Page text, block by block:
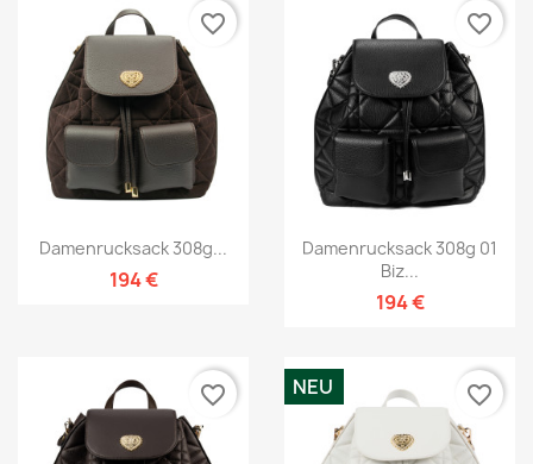
Damenrucksack 308g...
194 €
favorite_border
Damenrucksack 308g 01
Biz...
194 €
favorite_border
favorite_border NEU favorite_border